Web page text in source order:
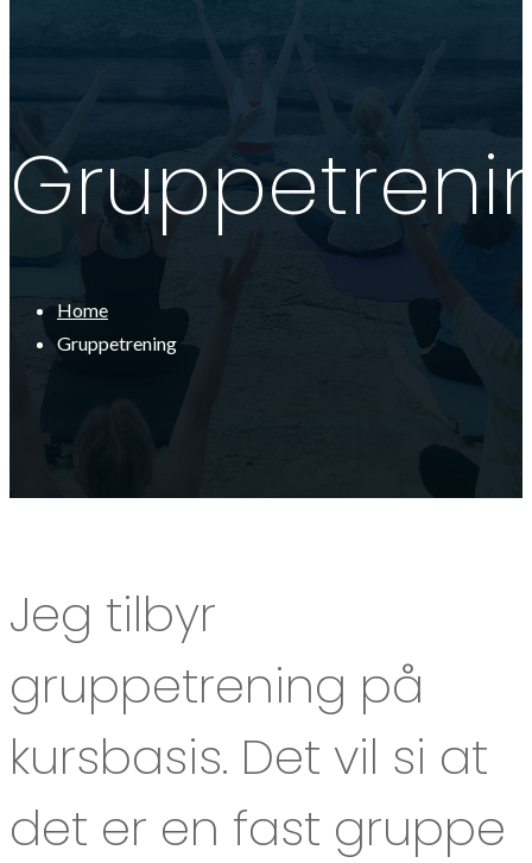
Home
Gruppetrening
Jeg tilbyr
gruppetrening på
kursbasis. Det vil si at
det er en fast gruppe